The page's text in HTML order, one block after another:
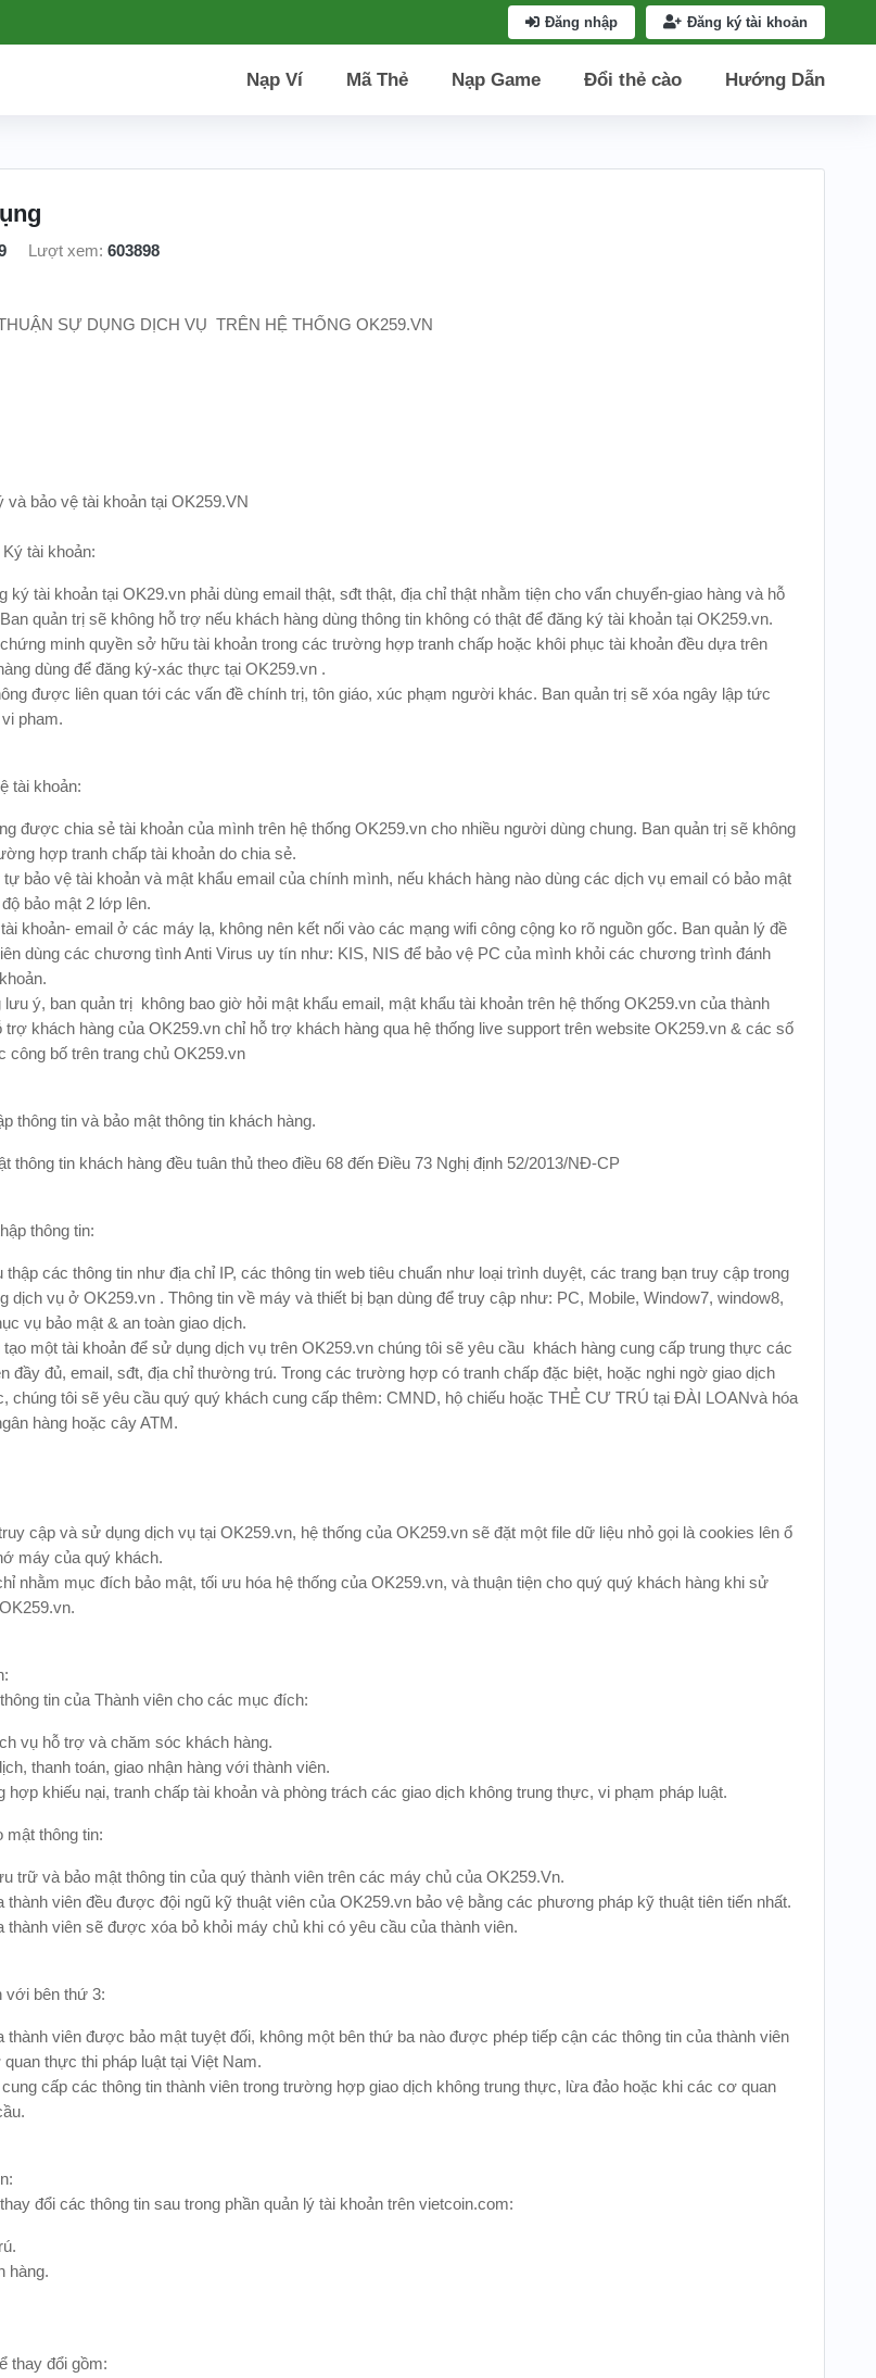
Đăng nhập Đăng ký tài khoản
Nạp Ví Mã Thẻ Nạp Game Đổi thẻ cào Hướng Dẫn
Lượt xem: 603898
SỰ DỤNG DỊCH VỤ TRÊN HỆ THỐNG OK259.VN
và bảo vệ tài khoản tại OK259.VN
tài khoản:
ký tài khoản tại OK29.vn phải dùng email thật, sđt thật, địa chỉ thật nhằm tiện cho vẩn chuyển-giao hàng và hỗ
quản trị sẽ không hỗ trợ nếu khách hàng dùng thông tin không có thật để đăng ký tài khoản tại OK259.vn.
minh quyền sở hữu tài khoản trong các trường hợp tranh chấp hoặc khôi phục tài khoản đều dựa trên
dùng để đăng ký-xác thực tại OK259.vn .
được liên quan tới các vấn đề chính trị, tôn giáo, xúc phạm người khác. Ban quản trị sẽ xóa ngây lập tức
pham.
tài khoản:
được chia sẻ tài khoản của mình trên hệ thống OK259.vn cho nhiều người dùng chung. Ban quản trị sẽ không
hợp tranh chấp tài khoản do chia sẻ.
bảo vệ tài khoản và mật khẩu email của chính mình, nếu khách hàng nào dùng các dịch vụ email có bảo mật
bảo mật 2 lớp lên.
khoản- email ở các máy lạ, không nên kết nối vào các mạng wifi công cộng ko rõ nguồn gốc. Ban quản lý đề
dùng các chương tình Anti Virus uy tín như: KIS, NIS để bảo vệ PC của mình khỏi các chương trình đánh
ý, ban quản trị không bao giờ hỏi mật khẩu email, mật khẩu tài khoản trên hệ thống OK259.vn của thành
trợ khách hàng của OK259.vn chỉ hỗ trợ khách hàng qua hệ thống live support trên website OK259.vn & các số
công bố trên trang chủ OK259.vn
thông tin và bảo mật thông tin khách hàng.
thông tin khách hàng đều tuân thủ theo điều 68 đến Điều 73 Nghị định 52/2013/NĐ-CP
thông tin:
thập các thông tin như địa chỉ IP, các thông tin web tiêu chuẩn như loại trình duyệt, các trang bạn truy cập trong
dịch vụ ở OK259.vn . Thông tin về máy và thiết bị bạn dùng để truy cập như: PC, Mobile, Window7, window8,
vụ bảo mật & an toàn giao dịch.
tạo một tài khoản để sử dụng dịch vụ trên OK259.vn chúng tôi sẽ yêu cầu khách hàng cung cấp trung thực các
đầy đủ, email, sđt, địa chỉ thường trú. Trong các trường hợp có tranh chấp đặc biệt, hoặc nghi ngờ giao dịch
chúng tôi sẽ yêu cầu quý quý khách cung cấp thêm: CMND, hộ chiếu hoặc THẺ CƯ TRÚ tại ĐÀI LOANvà hóa
hàng hoặc cây ATM.
cập và sử dụng dịch vụ tại OK259.vn, hệ thống của OK259.vn sẽ đặt một file dữ liệu nhỏ gọi là cookies lên ổ
máy của quý khách.
nhằm mục đích bảo mật, tối ưu hóa hệ thống của OK259.vn, và thuận tiện cho quý quý khách hàng khi sử
tin của Thành viên cho các mục đích:
vụ hỗ trợ và chăm sóc khách hàng.
thanh toán, giao nhận hàng với thành viên.
khiếu nại, tranh chấp tài khoản và phòng trách các giao dịch không trung thực, vi phạm pháp luật.
mật thông tin:
trữ và bảo mật thông tin của quý thành viên trên các máy chủ của OK259.Vn.
thành viên đều được đội ngũ kỹ thuật viên của OK259.vn bảo vệ bằng các phương pháp kỹ thuật tiên tiến nhất.
thành viên sẽ được xóa bỏ khỏi máy chủ khi có yêu cầu của thành viên.
với bên thứ 3:
thành viên được bảo mật tuyệt đối, không một bên thứ ba nào được phép tiếp cận các thông tin của thành viên
thực thi pháp luật tại Việt Nam.
cấp các thông tin thành viên trong trường hợp giao dịch không trung thực, lừa đảo hoặc khi các cơ quan
đổi các thông tin sau trong phần quản lý tài khoản trên vietcoin.com:
hàng.
thay đổi gồm: